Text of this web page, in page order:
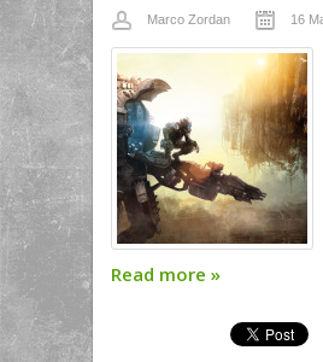
Marco Zordan 16
Read more »